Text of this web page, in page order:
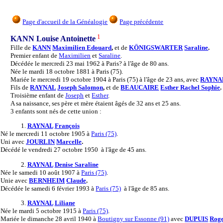
Page d'accueil de la Généalogie Page précédente
KANN Louise Antoinette 1
Fille deKANN Maximilien Edouard,et deKÖNIGSWARTER Saraline.
Premier enfant deMaximilien etSaraline
Décédée le mercredi 23 mai 1962 à Paris? à l'âge de 80 ans.
Née le mardi 18 octobre 1881 à Paris (75).
Mariée le mercredi 19 octobre 1904 à Paris (75) à l'âge de 23 ans, avec
Fils deRAYNAL Joseph Salomon,et deBEAUCAIRE Esther Rachel Sophie.
Troisième enfant deJoseph etEsther.
A sa naissance, ses père et mère étaient âgés de 32 ans et 25 ans.
3 enfants sont nés de cette union :
1. RAYNAL François
Né le mercredi 11 octobre 1905 àParis (75).
Uni avecJOURLIN Marcelle.
Décédé le vendredi 27 octobre 1950 à l'âge de 45 ans.
2. RAYNAL Denise Saraline
Née le samedi 10 août 1907 àParis (75)
Unie avecBERNHEIM Claude.
Décédée le samedi 6 février 1993 àParis (75) à l'âge de 85 ans.
3. RAYNAL Liliane
Née le mardi 5 octobre 1915 àParis (75)
Mariée le dimanche 28 avril 1940 àBoutigny sur Essonne (91) avecDUPUIS